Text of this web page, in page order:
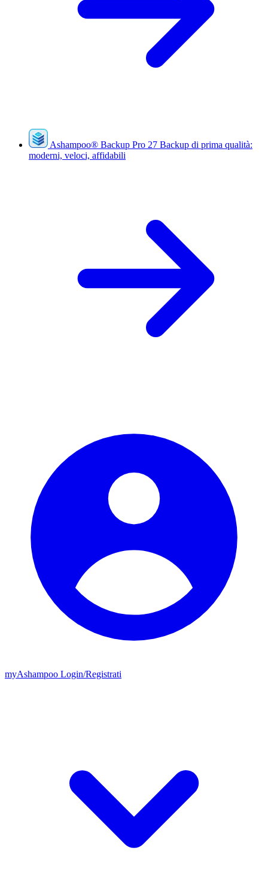
Ashampoo® Backup Pro 27 Backup di prima qualità:
moderni, veloci, affidabili
myAshampoo Login/Registrati